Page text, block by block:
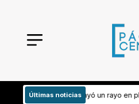
Últimas noticias
en plena cancha! Futbolista muere